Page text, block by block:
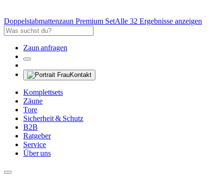
Doppelstabmattenzaun Premium SetAlle 32 Ergebnisse anzeigen
Zaun anfragen
Kontakt
Komplettsets
Zäune
Tore
Sicherheit & Schutz
B2B
Ratgeber
Service
Über uns